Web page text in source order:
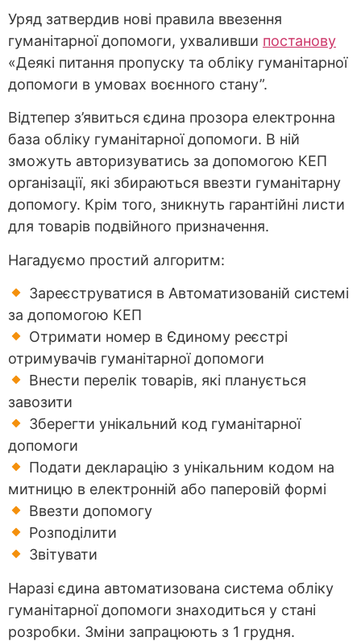
Уряд затвердив нові правила ввезення
гуманітарної допомоги, ухваливши постанову
«Деякі питання пропуску та обліку гуманітарної
допомоги в умовах воєнного стану”.
Відтепер з’явиться єдина прозора електронна
база обліку гуманітарної допомоги. В ній
зможуть авторизуватись за допомогою КЕП
організації, які збираються ввезти гуманітарну
допомогу. Крім того, зникнуть гарантійні листи
для товарів подвійного призначення.
Нагадуємо простий алгоритм:
Зареєструватися в Автоматизованій системі
за допомогою КЕП
Отримати номер в Єдиному реєстрі
отримувачів гуманітарної допомоги
Внести перелік товарів, які планується
завозити
Зберегти унікальний код гуманітарної
допомоги
Подати декларацію з унікальним кодом на
митницю в електронній або паперовій формі
Ввезти допомогу
Розподілити
Звітувати
Наразі єдина автоматизована система обліку
гуманітарної допомоги знаходиться у стані
розробки. Зміни запрацюють з 1 грудня.